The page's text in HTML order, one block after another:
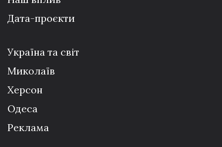
Дата-проєкти
Україна та світ
Миколаїв
Херсон
Одеса
Реклама